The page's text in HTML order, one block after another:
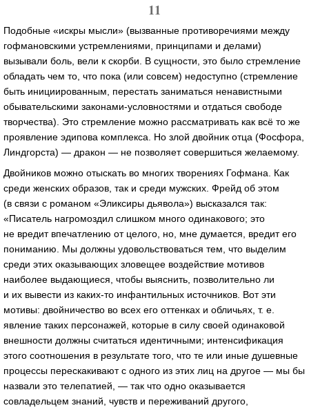
11
Подобные «искры мысли» (вызванные противоречиями между
гофмановскими устремлениями, принципами и делами)
вызывали боль, вели к скорби. В сущности, это было стремление
обладать чем то, что пока (или совсем) недоступно (стремление
быть инициированным, перестать заниматься ненавистными
обывательскими законами-условностями и отдаться свободе
творчества). Это стремление можно рассматривать как всё то же
проявление эдипова комплекса. Но злой двойник отца (Фосфора,
Линдгорста) — дракон — не позволяет совершиться желаемому.
Двойников можно отыскать во многих творениях Гофмана. Как
среди женских образов, так и среди мужских. Фрейд об этом
(в связи с романом «Эликсиры дьявола») высказался так:
«Писатель нагромоздил слишком много одинакового; это
не вредит впечатлению от целого, но, мне думается, вредит его
пониманию. Мы должны удовольствоваться тем, что выделим
среди этих оказывающих зловещее воздействие мотивов
наиболее выдающиеся, чтобы выяснить, позволительно ли
и их вывести из каких-то инфантильных источников. Вот эти
мотивы: двойничество во всех его оттенках и обличьях, т. е.
явление таких персонажей, которые в силу своей одинаковой
внешности должны считаться идентичными; интенсификация
этого соотношения в результате того, что те или иные душевные
процессы перескакивают с одного из этих лиц на другое — мы бы
назвали это телепатией, — так что одно оказывается
совладельцем знаний, чувств и переживаний другого,